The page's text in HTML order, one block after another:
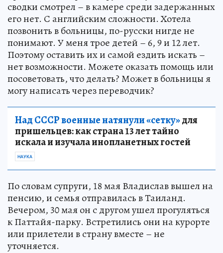
сводки смотрел – в камере среди задержанных
его нет. С английским сложности. Хотела
позвонить в больницы, по-русски нигде не
понимают. У меня трое детей – 6, 9 и 12 лет.
Поэтому оставить их и самой ездить искать –
нет возможности. Можете оказать помощь или
посоветовать, что делать? Может в больницы я
могу написать через переводчик?
Над СССР военные натянули «сетку»для
пришельцев: как страна 13 лет тайно
искала и изучала инопланетных гостей
НАУКА
По словам супруги, 18 мая Владислав вышел на
пенсию, и семья отправилась в Таиланд.
Вечером, 30 мая он с другом ушел прогуляться
к Паттайя-парку. Встретились они на курорте
или прилетели в страну вместе – не
уточняется.